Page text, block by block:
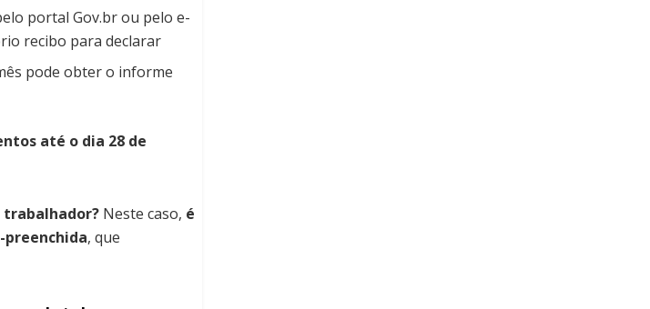
portal Gov.br ou pelo e-
recibo para declarar
pode obter o informe
até o dia 28 de
trabalhador? Neste caso, é
preenchida, que